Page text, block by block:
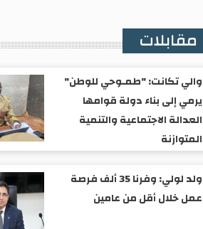
مقابلات
والي تكانت: "طمـوحي للوطن"
يرمي إلى بناء دولة قوامها
العدالة الاجتماعية والتنمية
المتوازنة
ولد لولي: وفرنا 35 ألف فرصة
عمل خلال أقل من عامين